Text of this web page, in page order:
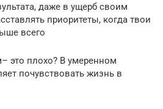
даже в ущерб своим
приоритеты, когда твои
всего
это плохо? В умеренном
почувствовать жизнь в